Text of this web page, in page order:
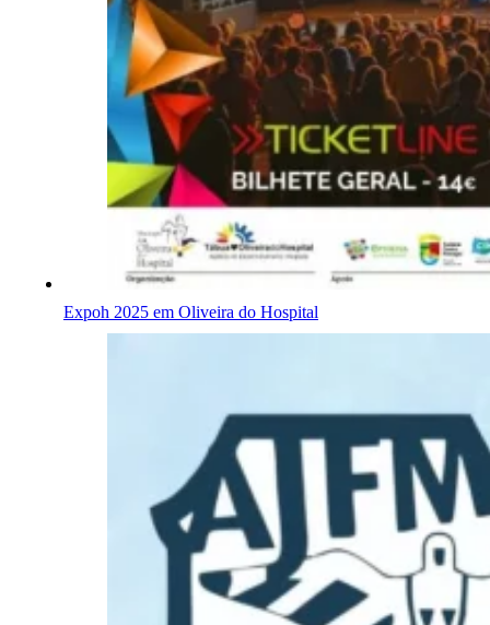
Expoh 2025 em Oliveira do Hospital